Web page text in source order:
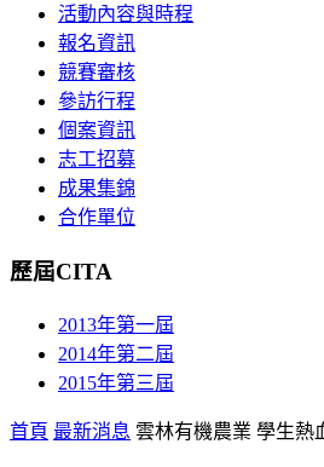
活動內容與時程
報名資訊
競賽審核
參訪行程
個案資訊
志工招募
成果集錦
合作單位
歷屆CITA
2013年第一屆
2014年第二屆
2015年第三屆
首頁 最新消息 雲林有機農業 學生熱